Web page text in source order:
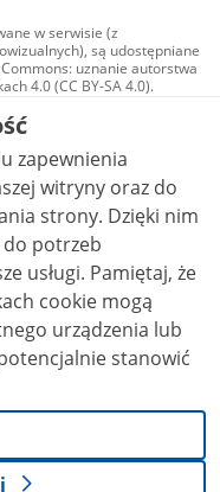
w serwisie (z
są udostępniane
uznanie autorstwa
4.0 (CC BY-SA 4.0).
w tym zdjęcia, materiały
na licencji typu
autorstwa użycie
zależnych 4.0 (CC BY-
stwierdzone inaczej.
zapewnienia
witryny oraz do
Dzięki nim
potrzeb
że
cookie mogą
urządzenia lub
stanowić